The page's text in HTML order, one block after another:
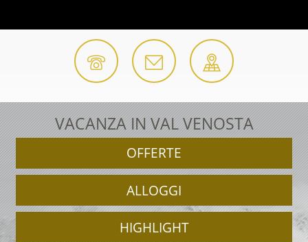
VACANZA IN VAL VENOSTA
OFFERTE
ALLOGGI
HIGHLIGHT